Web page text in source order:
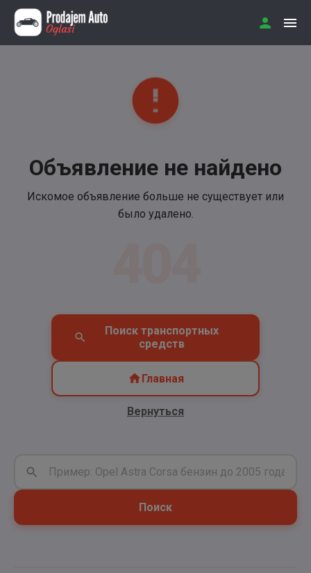
Объявление не найдено
Искомое объявление больше не существует или
было удалено.
Поиск транспортных
средств
Главная
Вернуться
Поиск